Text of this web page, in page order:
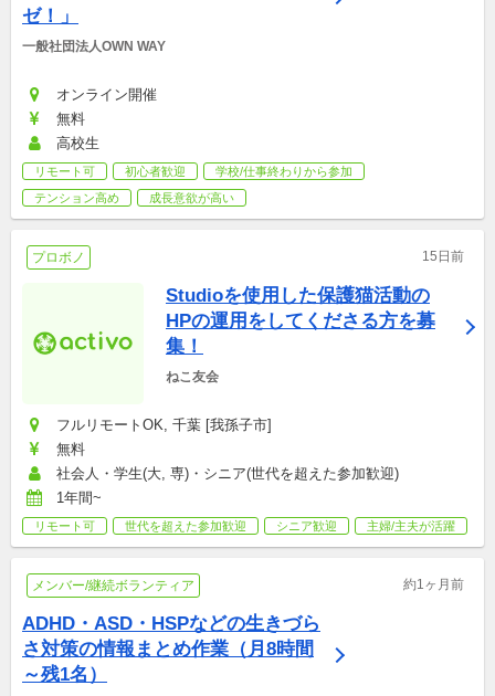
ゼ！」
一般社団法人OWN WAY
オンライン開催
無料
高校生
リモート可 初心者歓迎
学校/仕事終わりから参加
テンション高め
成長意欲が高い
プロボノ 15日前
Studioを使用した保護猫活動の
HPの運用をしてくださる方を募
集！
ねこ友会
フルリモートOK, 千葉 [我孫子市]
無料
社会人・学生(大, 専)・シニア(世代を超えた参加歓迎)
1年間~
リモート可 世代を超えた参加歓迎 シニア歓迎 主婦/主夫が活躍
メンバー/継続ボランティア 約1ヶ月前
ADHD・ASD・HSPなどの生きづら
さ対策の情報まとめ作業（月8時間
～残1名）